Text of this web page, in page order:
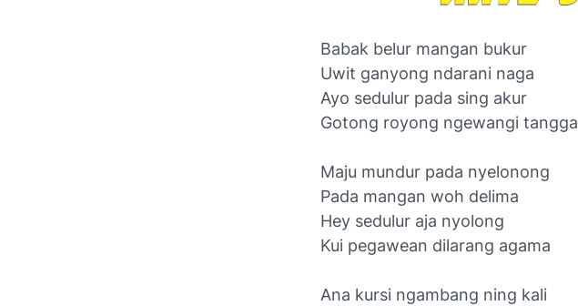
Babak belur mangan bukur
Uwit ganyong ndarani naga
Ayo sedulur pada sing akur
Gotong royong ngewangi tangga
Maju mundur pada nyelonong
Pada mangan woh delima
Hey sedulur aja nyolong
Kui pegawean dilarang agama
Ana kursi ngambang ning kali